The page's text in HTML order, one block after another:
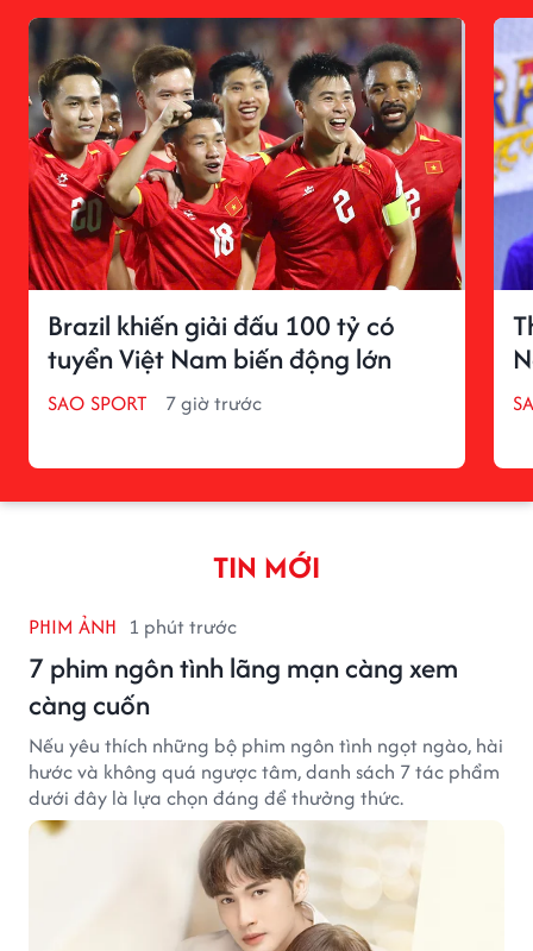
Brazil khiến giải đấu 100 tỷ có
tuyển Việt Nam biến động lớn
SAO SPORT 7 giờ trước
TIN MỚI
PHIM ẢNH 1 phút trước
7 phim ngôn tình lãng mạn càng xem
càng cuốn
Nếu yêu thích những bộ phim ngôn tình ngọt ngào, hài
hước và không quá ngược tâm, danh sách 7 tác phẩm
dưới đây là lựa chọn đáng để thưởng thức.